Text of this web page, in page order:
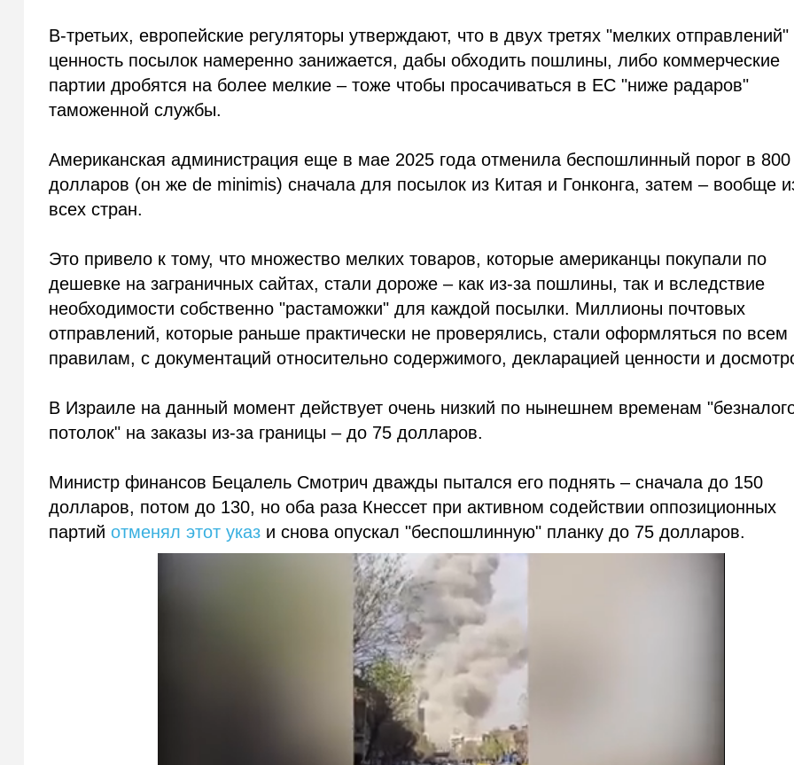
В-третьих, европейские регуляторы утверждают, что в двух третях "мелких отправлений"
ценность посылок намеренно занижается, дабы обходить пошлины, либо коммерческие
партии дробятся на более мелкие – тоже чтобы просачиваться в ЕС "ниже радаров"
таможенной службы.
Американская администрация еще в мае 2025 года отменила беспошлинный порог в 800
долларов (он же de minimis) сначала для посылок из Китая и Гонконга, затем – вообще
всех стран.
Это привело к тому, что множество мелких товаров, которые американцы покупали по
дешевке на заграничных сайтах, стали дороже – как из-за пошлины, так и вследствие
необходимости собственно "растаможки" для каждой посылки. Миллионы почтовых
отправлений, которые раньше практически не проверялись, стали оформляться по всем
правилам, с документаций относительно содержимого, декларацией ценности и
В Израиле на данный момент действует очень низкий по нынешнем временам
потолок" на заказы из-за границы – до 75 долларов.
Министр финансов Бецалель Смотрич дважды пытался его поднять – сначала до 150
долларов, потом до 130, но оба раза Кнессет при активном содействии оппозиционных
партийотменял этот указ и снова опускал "беспошлинную" планку до 75 долларов.